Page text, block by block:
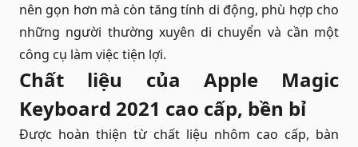
nên gọn hơn mà còn tăng tính di động, phù hợp cho
những người thường xuyên di chuyển và cần một
công cụ làm việc tiện lợi.
Chất liệu của Apple Magic
Keyboard 2021 cao cấp, bền bỉ
Được hoàn thiện từ chất liệu nhôm cao cấp, bàn